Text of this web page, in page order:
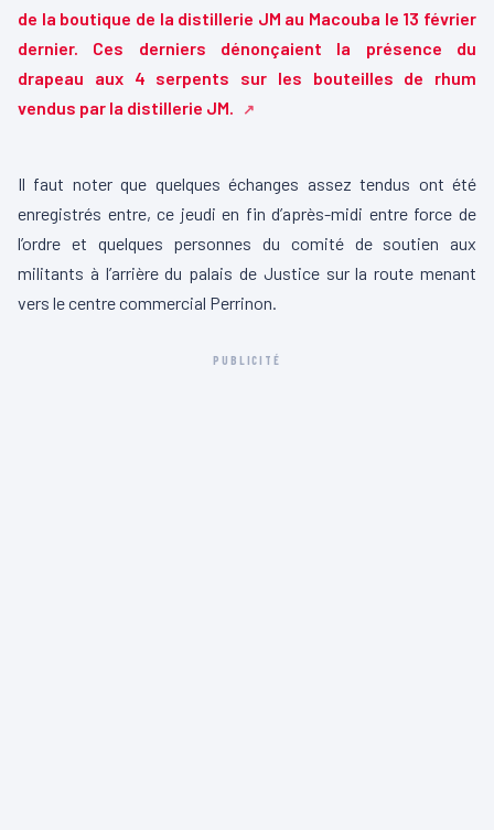
de la boutique de la distillerie JM au Macouba le 13 février
dernier. Ces derniers dénonçaient la présence du
drapeau aux 4 serpents sur les bouteilles de rhum
vendus par la distillerie JM.
e
c
t
e
u
Il faut noter que quelques échanges assez tendus ont été
enregistrés entre, ce jeudi en fin d’après-midi entre force de
l’ordre et quelques personnes du comité de soutien aux
militants à l’arrière du palais de Justice sur la route menant
vers le centre commercial Perrinon.
PUBLICITÉ